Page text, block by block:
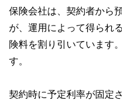
保険会社は、契約者から
が、運用によって得られ
険料を割り引いています
す。
契約時に予定利率が固定